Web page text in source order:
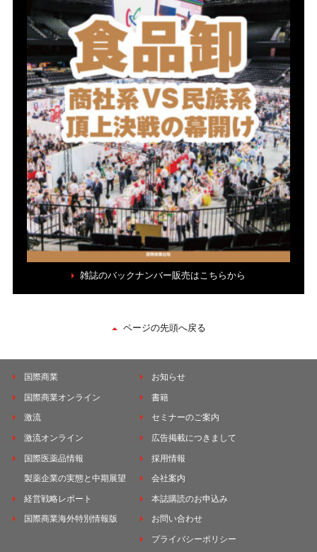
雑誌のバックナンバー販売はこちらから
ページの先頭へ戻る
国際商業
国際商業オンライン
激流
激流オンライン
国際医薬品情報
製薬企業の実態と中期展望
経営戦略レポート
国際商業海外特別情報版
お知らせ
書籍
セミナーのご案内
広告掲載につきまして
採用情報
会社案内
本誌購読のお申込み
お問い合わせ
プライバシーポリシー